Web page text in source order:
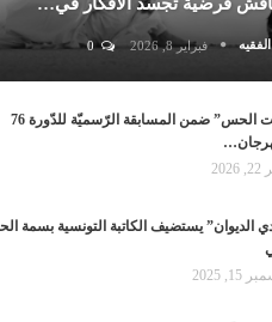
فبراير 8, 2026 0
“بيّت الحس” ضمن المسابقة الرّسميّة للدّورة 76
الديوان” يستضيف الكاتبة التونسية بسمة
2025